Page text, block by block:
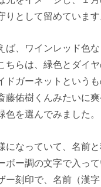
りとして留めています
ば、ワインレッド色
ちらは、緑色とダイ
ドガーネットというも
藤佑樹くんみたいに
色を選んでみました。
になっていて、名前
ボー調の文字で入って
ー刻印で、名前（漢